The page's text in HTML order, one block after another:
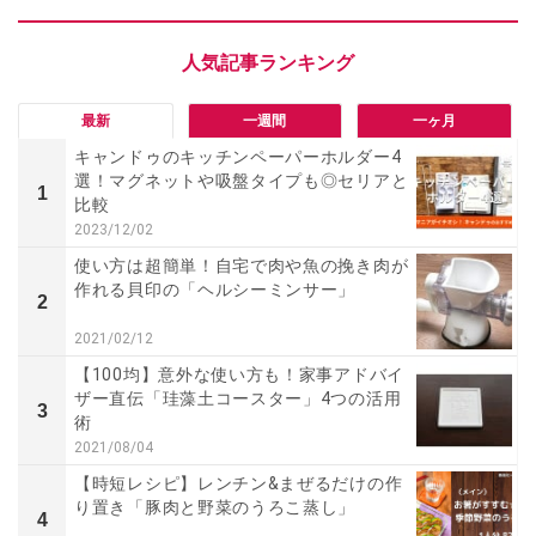
最新 一週間 一ヶ月
1
キャンドゥのキッチンペーパーホルダー4
選！マグネットや吸盤タイプも◎セリアと
比較
2023/12/02
2
使い方は超簡単！自宅で肉や魚の挽き肉が
作れる貝印の「ヘルシーミンサー」
2021/02/12
3
【100均】意外な使い方も！家事アドバイ
ザー直伝「珪藻土コースター」4つの活用
術
2021/08/04
4
【時短レシピ】レンチン&まぜるだけの作
り置き「豚肉と野菜のうろこ蒸し」